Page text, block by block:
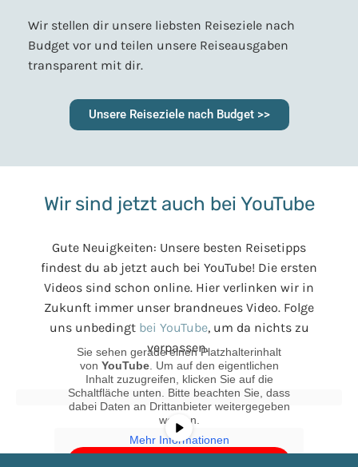
Wir stellen dir unsere liebsten Reiseziele nach
Budget vor und teilen unsere Reiseausgaben
transparent mit dir.
Unsere Reiseziele nach Budget >>
Wir sind jetzt auch bei YouTube
Gute Neuigkeiten: Unsere besten Reisetipps
findest du ab jetzt auch bei YouTube! Die ersten
Videos sind schon online. Hier verlinken wir in
Zukunft immer unser brandneues Video. Folge
uns unbedingt bei YouTube, um da nichts zu
verpassen.
Sie sehen gerade einen Platzhalterinhalt
von YouTube. Um auf den eigentlichen
Inhalt zuzugreifen, klicken Sie auf die
Schaltfläche unten. Bitte beachten Sie, dass
dabei Daten an Drittanbieter weitergegeben
werden.
Mehr Informationen